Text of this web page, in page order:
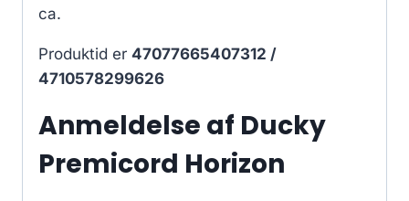
ca.
Produktid er 47077665407312 /
4710578299626
Anmeldelse af Ducky
Premicord Horizon